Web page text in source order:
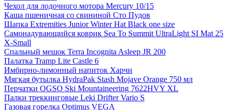
Чехол для лодочного мотора Mercury 10/15
Каша пшеничная со свининой Сто Пудов
Шапка Extremities Junior Winter Hat Black one size
Самонадувающийся коврик Sea To Summit UltraLight SI Mat 25
X-Small
Спальный мешок Terra Incognita Asleep JR 200
Палатка Tramp Lite Castle 6
Имбирно-лимонный напиток Харчи
Мягкая бутылка HydraPak Stash Mojave Orange 750 мл
Перчатки OGSO Ski Mountaineering 7622HVY XL
Палки треккинговые Leki Drifter Vario S
Газовая горелка Optimus VEGA